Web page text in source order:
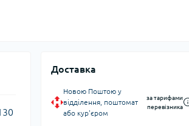
Доставка
Новою Поштою у
відділення, поштомат
або кур'єром
за тарифами
перевізника